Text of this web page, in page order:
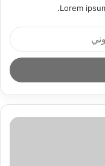
Lorem